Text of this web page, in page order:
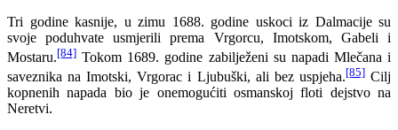
Tri godine kasnije, u zimu 1688. godine uskoci iz Dalmacije su
svoje poduhvate usmjerili prema Vrgorcu, Imotskom, Gabeli i
Mostaru.[84] Tokom 1689. godine zabilježeni su napadi Mlečana i
saveznika na Imotski, Vrgorac i Ljubuški, ali bez uspjeha.[85]Cilj
kopnenih napada bio je onemogućiti osmanskoj floti dejstvo na
Neretvi.